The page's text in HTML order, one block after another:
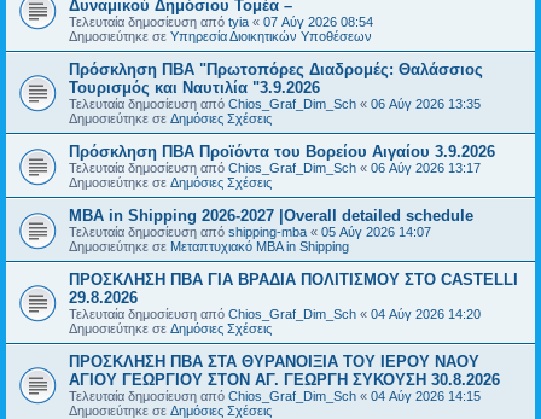
Δυναμικού Δημόσιου Τομέα –
Τελευταία δημοσίευση από tyia « 07 Αύγ 2026 08:54
Δημοσιεύτηκε σε Υπηρεσία Διοικητικών Υποθέσεων
Πρόσκληση ΠΒΑ "Πρωτοπόρες Διαδρομές: Θαλάσσιος
Τουρισμός και Ναυτιλία "3.9.2026
Τελευταία δημοσίευση από Chios_Graf_Dim_Sch « 06 Αύγ 2026 13:35
Δημοσιεύτηκε σε Δημόσιες Σχέσεις
Πρόσκληση ΠΒΑ Προϊόντα του Βορείου Αιγαίου 3.9.2026
Τελευταία δημοσίευση από Chios_Graf_Dim_Sch « 06 Αύγ 2026 13:17
Δημοσιεύτηκε σε Δημόσιες Σχέσεις
MBA in Shipping 2026-2027 |Overall detailed schedule
Τελευταία δημοσίευση από shipping-mba « 05 Αύγ 2026 14:07
Δημοσιεύτηκε σε Μεταπτυχιακό MBA in Shipping
ΠΡΟΣΚΛΗΣΗ ΠΒΑ ΓΙΑ ΒΡΑΔΙΑ ΠΟΛΙΤΙΣΜΟΥ ΣΤΟ CASTELLI
29.8.2026
Τελευταία δημοσίευση από Chios_Graf_Dim_Sch « 04 Αύγ 2026 14:20
Δημοσιεύτηκε σε Δημόσιες Σχέσεις
ΠΡΟΣΚΛΗΣΗ ΠΒΑ ΣΤΑ ΘΥΡΑΝΟΙΞΙΑ ΤΟΥ ΙΕΡΟΥ ΝΑΟΥ
ΑΓΙΟΥ ΓΕΩΡΓΙΟΥ ΣΤΟΝ ΑΓ. ΓΕΩΡΓΗ ΣΥΚΟΥΣΗ 30.8.2026
Τελευταία δημοσίευση από Chios_Graf_Dim_Sch « 04 Αύγ 2026 14:15
Δημοσιεύτηκε σε Δημόσιες Σχέσεις